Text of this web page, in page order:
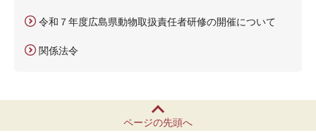
令和７年度広島県動物取扱責任者研修の開催について
関係法令
ページの先頭へ